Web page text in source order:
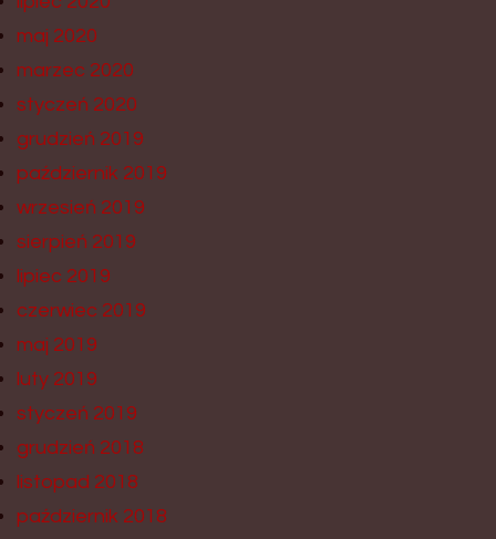
maj 2020
marzec 2020
styczeń 2020
grudzień 2019
październik 2019
wrzesień 2019
sierpień 2019
lipiec 2019
czerwiec 2019
maj 2019
luty 2019
styczeń 2019
grudzień 2018
listopad 2018
październik 2018